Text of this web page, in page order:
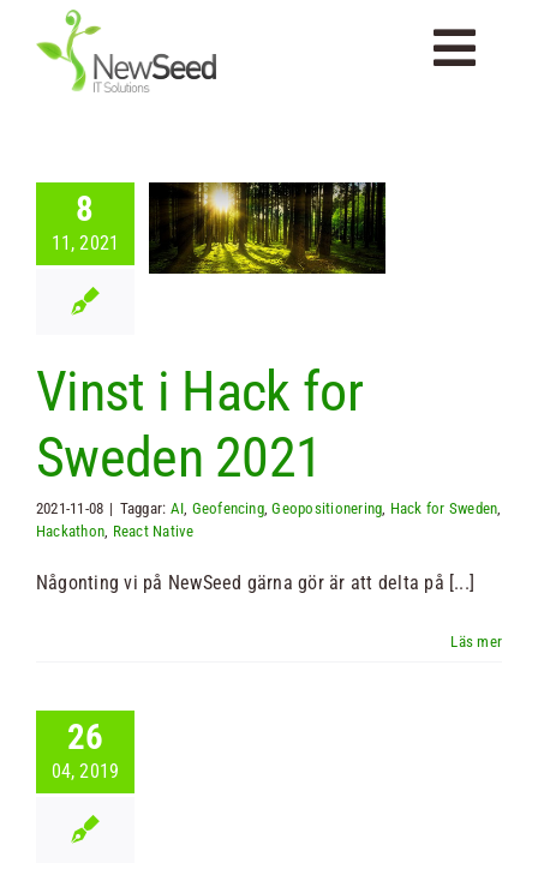
innehållet
Om Newseed
Kompetenser
Portfolio
Nyheter
efter:
8
11, 2021
Hack for
2021
Nyheter
Vinst i Hack for
Sweden 2021
2021-11-08 | Taggar: AI, Geofencing,Geopositionering, Hack for Sweden,
Hackathon, React Native
Någonting vi på NewSeed gärna gör är att delta på [...]
26
04, 2019